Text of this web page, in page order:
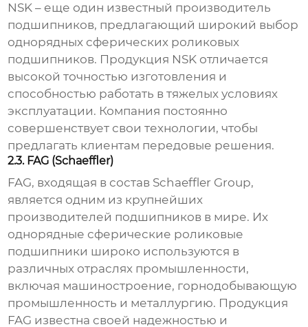
NSK – еще один известный производитель
подшипников, предлагающий широкий выбор
однорядных сферических роликовых
подшипников. Продукция NSK отличается
высокой точностью изготовления и
способностью работать в тяжелых условиях
эксплуатации. Компания постоянно
совершенствует свои технологии, чтобы
предлагать клиентам передовые решения.
2.3. FAG (Schaeffler)
FAG, входящая в состав Schaeffler Group,
является одним из крупнейших
производителей подшипников в мире. Их
однорядные сферические роликовые
подшипники широко используются в
различных отраслях промышленности,
включая машиностроение, горнодобывающую
промышленность и металлургию. Продукция
FAG известна своей надежностью и